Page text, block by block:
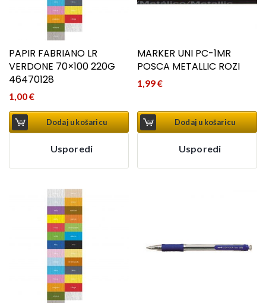
PAPIR FABRIANO LR
VERDONE 70×100 220G
46470128
1,00€
Dodaj u košaricu
Usporedi
MARKER UNI PC-1MR
POSCA METALLIC ROZI
1,99€
Dodaj u košaricu
Usporedi